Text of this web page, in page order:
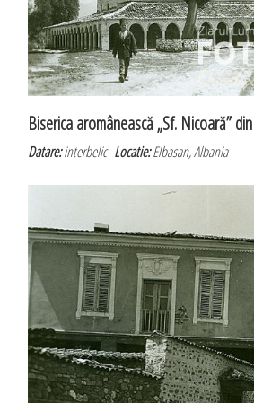
Biserica aromânească „Sf. Nicoară”
Datare:interbelicLocatie:Elbasan, Albania